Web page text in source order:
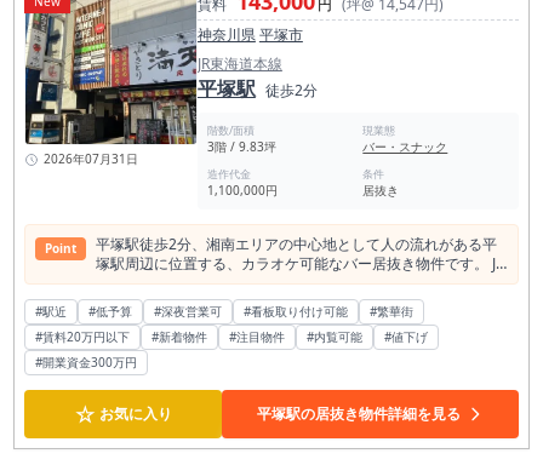
です。 羽村駅半径500m圏内には飲食店が約103店、そのうち
居酒屋は約23店確認されています。 人口減少傾向のあるエリ
アであっても、駅周辺に居酒屋が一定数存在していることは、
夜の飲食需要がまったくないわけではなく、地元で飲む・食べ
るニーズがあることを示す材料になります。一方で、競合もあ
るため、出店前には周辺店舗の価格帯、客層、営業時間、メニ
ュー構成を確認したいエリアです。 現況は居酒屋居抜きです。
既存の内装や厨房区画、カウンター・客席レイアウトを活用で
きる場合、スケルトンから店舗を作る場合と比較して、開業準
備期間や工事範囲を抑えられる可能性があります。特に、初め
存造作をどこまで活かせるかが重要な確認ポイントになりま
す。 資金面では、「300万円以下」と言い切る物件ではありま
せんが、取得費用や必要工事の内容次第では、300万円台前半
金、礼金、償却、造作代、手数料、看板使用料、保証会社費
用、火災保険、必要工事費を含めた総額を必ず確認してくださ
い。 費用を抑えたい方ほど、内見時に設備の状態と追加工事の
有無を見ることが重要です。 面積は約10坪です。大きな宴会
需要を狙う店舗ではなく、地元の常連客を少しずつ増やしてい
く小箱飲食店に向いています。 店主が自ら接客に立つ居酒屋、
定食と酒を組み合わせた夜営業、テイクアウトを一部取り入れ
2026年07月31日
賃料 円 (坪@ 14,547円)
神奈川県平塚市
JR東海道本線
平塚駅 徒歩2分
階数/面積
3階 / 9.83坪
現業態
バー・スナック
造作代金
1,100,000円
条件
居抜き
Point
平塚駅徒歩2分、湘南エリアの中心地として人の流れがある平
塚駅周辺に位置する、カラオケ可能なバー居抜き物件です。 JR
東海道線が利用できる平塚駅は、市内の主要な交通拠点であ
り、通勤・通学利用に加え、買い物、外食、飲み会、二次会利
用など幅広い来街需要が期待できるエリアです。 駅から徒歩2
分というアクセスの良さは、既存顧客の来店はもちろん、新規
利用者への案内もしやすく、夜業態で出店を検討されている方
にとって注目しやすい条件です。 本物件が所在する平塚駅周辺
は、飲食店が集積する繁華街エリアです。 食べログを調べると
平塚駅半径500m圏内に飲食店489件、そのうちバー業態が50
件あり、バー・スナック・カラオケバーなど夜の利用を想定し
#駅近 #低予算 #深夜営業可 #看板取り付け可能
#繁華街
#賃料20万円以下
#新着物件 #注目物件 #内覧可能
#値下げ
#開業資金300万円
☆ お気に入り 平塚駅の居抜き物件詳細を見る